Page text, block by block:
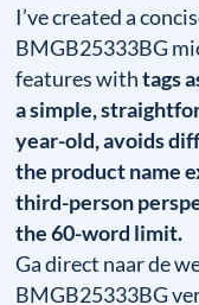
I’ve created a
BMGB25333BG
features withtags
a simple,
year-old, avoids
the product name
third-person
the 60-word limit.
Ga direct naar de
BMGB25333BG